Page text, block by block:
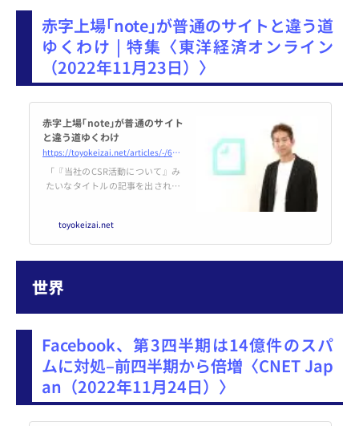
赤字上場｢note｣が普通のサイトと違う道
ゆくわけ | 特集〈東洋経済オンライン
（2022年11月23日）〉
赤字上場｢note｣が普通のサイト
と違う道ゆくわけ
https://toyokeizai.net/articles/-/630982
「『当社のCSR活動について』み
たいなタイトルの記事を出されて
生みの親に勘所を聞いた。
toyokeizai.net
世界
Facebook、第3四半期は14億件のスパ
ムに対処–前四半期から倍増〈CNET Jap
an（2022年11月24日）〉